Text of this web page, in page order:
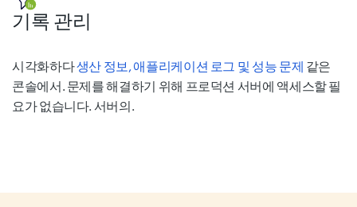
기록 관리
시각화하다생산 정보, 애플리케이션 로그 및 성능 문제 같은
콘솔에서. 문제를 해결하기 위해 프로덕션 서버에 액세스할 필
요가 없습니다. 서버의.